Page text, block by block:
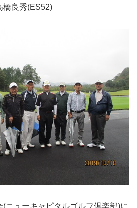
橋良秀(ES52)
ニューキャピタルゴルフ倶楽部)に